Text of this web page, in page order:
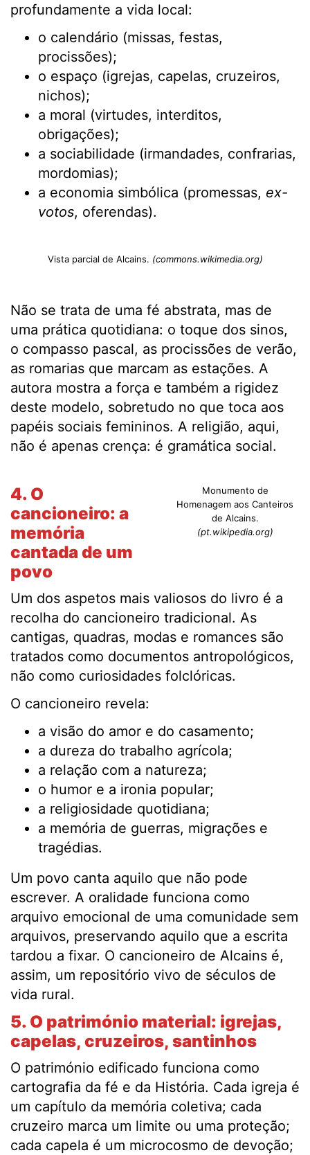
profundamente a vida local:
o calendário (missas, festas,
procissões);
o espaço (igrejas, capelas, cruzeiros,
nichos);
a moral (virtudes, interditos,
obrigações);
a sociabilidade (irmandades, confrarias,
mordomias);
a economia simbólica (promessas, ex-
votos, oferendas).
Vista parcial de Alcains. (commons.wikimedia.org)
Não se trata de uma fé abstrata, mas de
uma prática quotidiana: o toque dos sinos,
o compasso pascal, as procissões de verão,
as romarias que marcam as estações. A
autora mostra a força e também a rigidez
deste modelo, sobretudo no que toca aos
papéis sociais femininos. A religião, aqui,
não é apenas crença: é gramática social.
Monumento de
Homenagem aos Canteiros
de Alcains.
(pt.wikipedia.org)
4. O
cancioneiro: a
memória
cantada de um
povo
Um dos aspetos mais valiosos do livro é a
recolha do cancioneiro tradicional. As
cantigas, quadras, modas e romances são
tratados como documentos antropológicos,
não como curiosidades folclóricas.
O cancioneiro revela:
a visão do amor e do casamento;
a dureza do trabalho agrícola;
a relação com a natureza;
o humor e a ironia popular;
a religiosidade quotidiana;
a memória de guerras, migrações e
tragédias.
Um povo canta aquilo que não pode
escrever. A oralidade funciona como
arquivo emocional de uma comunidade sem
arquivos, preservando aquilo que a escrita
tardou a fixar. O cancioneiro de Alcains é,
assim, um repositório vivo de séculos de
vida rural.
5. O património material: igrejas,
capelas, cruzeiros, santinhos
O património edificado funciona como
cartografia da fé e da História. Cada igreja é
um capítulo da memória coletiva; cada
cruzeiro marca um limite ou uma proteção;
cada capela é um microcosmo de devoção;